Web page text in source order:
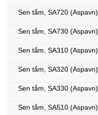
Sen tắm, SA720 (Aspavn)
Sen tắm, SA730 (Aspavn)
Sen tắm, SA310 (Aspavn)
Sen tắm, SA320 (Aspavn)
Sen tắm, SA330 (Aspavn)
Sen tắm, SA510 (Aspavn)